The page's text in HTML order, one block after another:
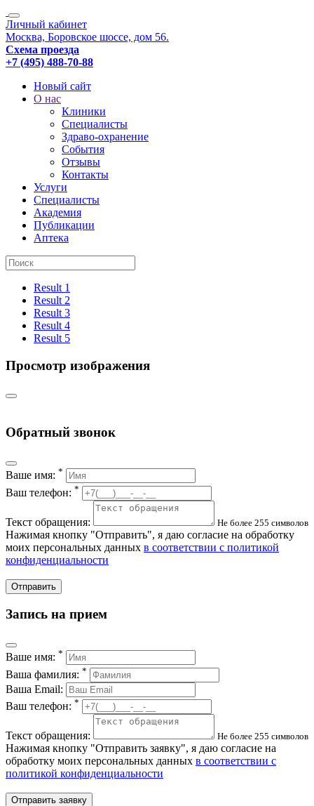
Личный кабинет
Москва, Боровское шоссе, дом 56.
Схема проезда
+7 (495) 488-70-88
Новый сайт
О нас
Клиники
Специалисты
Здраво-охранение
События
Отзывы
Контакты
Услуги
Специалисты
Академия
Публикации
Аптека
Result 1
Result 2
Result 3
Result 4
Result 5
Просмотр изображения
Обратный звонок
Ваше имя: *
Ваш телефон: *
Текст обращения: Не более 255 символов
Нажимая кнопку "Отправить", я даю согласие на обработку
моих персональных данных в соответствии с политикой
конфиденциальности
Отправить
Запись на прием
Ваше имя: *
Ваша фамилия: *
Ваша Email:
Ваш телефон: *
Текст обращения: Не более 255 символов
Нажимая кнопку "Отправить заявку", я даю согласие на
обработку моих персональных данных в соответствии с
политикой конфиденциальности
Отправить заявку